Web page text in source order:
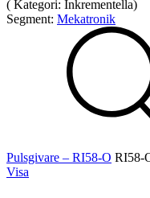
Maskinsäkerhet
Ljustorn
( Kategori: Inkrementella)
Segment: Mekatronik
Pulsgivare – RI58-O RI58-
Visa